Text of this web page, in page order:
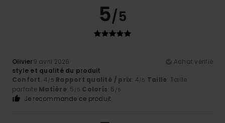
5/5
Olivier9 avril 2026
Achat vérifié
style et qualité du produit
Confort: 4/5 Rapport qualité / prix: 4/5 Taille: Taille
parfaite Matière: 5 /5 Coloris: 5 /5
Je recommande ce produit